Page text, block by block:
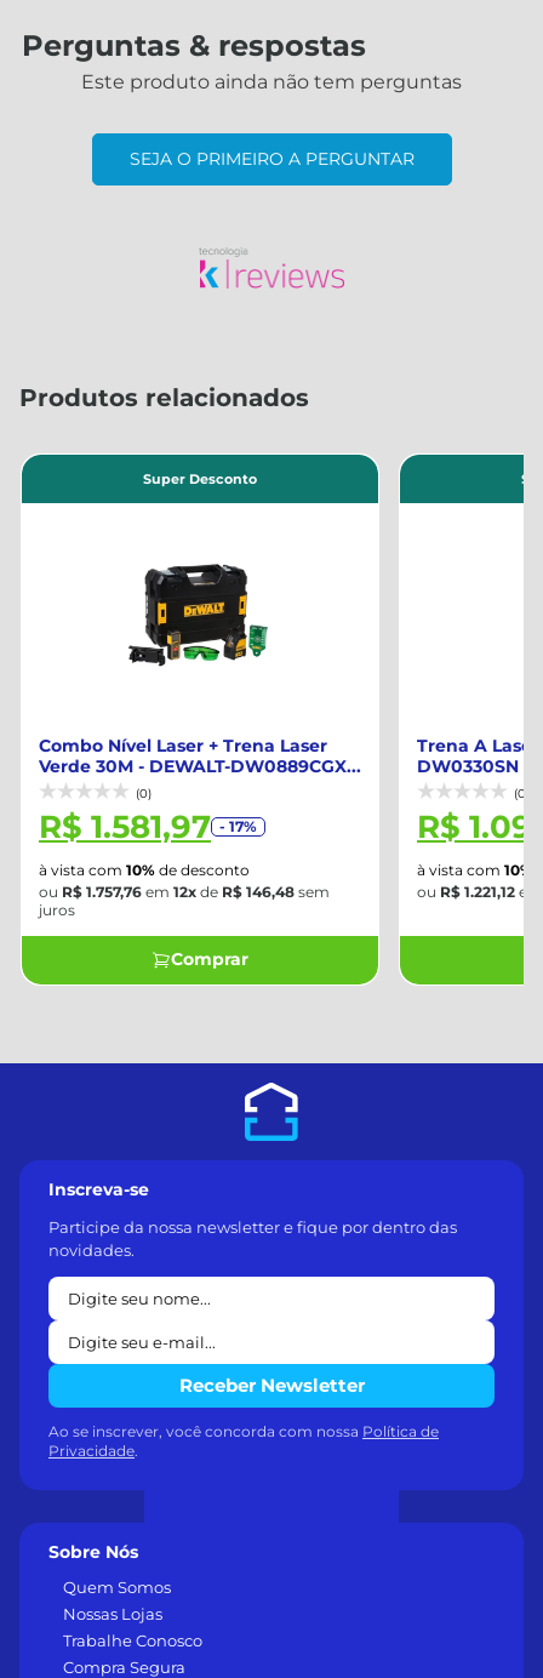
Perguntas & respostas
Este produto ainda não tem perguntas
SEJA O PRIMEIRO A PERGUNTAR
Produtos relacionados
Combo Nível Laser + Trena Laser
Verde 30M - DEWALT-DW0889CGX...
(0)
R$ 1.581,97 - 17%
à vista com 10%de desconto
ou R$ 1.757,76em 12xde R$ 146,48sem
juros
Super Desconto
Comprar
Trena A Laser
DW0330SN
(0)
R$
à vista com 10%
ou R$ 1.221,12
Sobre Nós
Quem Somos
Nossas Lojas
Trabalhe Conosco
Compra Segura
Inscreva-se
Participe da nossa newsletter e fique por dentro das
novidades.
Receber Newsletter
Ao se inscrever, você concorda com nossa Política de
Privacidade